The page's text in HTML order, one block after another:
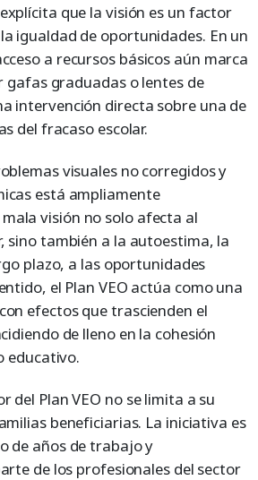
que la visión es un factor
igualdad de oportunidades. En un
a recursos básicos aún marca
graduadas o lentes de
intervención directa sobre una de
del fracaso escolar.
visuales no corregidos y
está ampliamente
visión no solo afecta al
sino también a la autoestima, la
plazo, a las oportunidades
el Plan VEO actúa como una
efectos que trascienden el
de lleno en la cohesión
educativo.
del Plan VEO no se limita a su
beneficiarias. La iniciativa es
de años de trabajo y
de los profesionales del sector